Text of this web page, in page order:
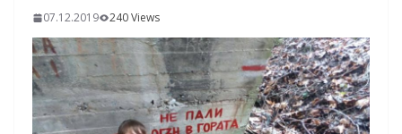
07.12.2019 240 Views